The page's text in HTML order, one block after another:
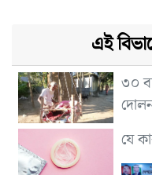
এই
৩০
যে